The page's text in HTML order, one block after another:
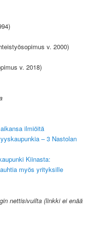
v. 2000)
v. 2018)
ilmiöitä
– 3 Nastolan
Kiinasta:
myös yrityksille
nettisivuilta (linkki ei enää